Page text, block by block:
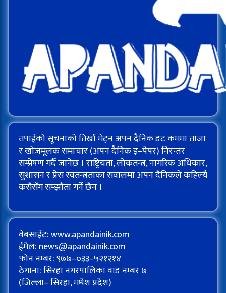
तपाईको सूचनाको तिर्खा मेट्न अपन दैनिक डट कममा ताजा
र खोजमूलक समाचार (अपन दैनिक इ–पेपर) निरन्तर
सम्प्रेषण गर्दै जानेछ । राष्ट्रियता, लोकतन्त्र, नागरिक अधिकार,
सुशासन र प्रेस स्वतन्त्रताका सवालमा अपन दैनिकले कहिल्यै
कसैसँग सम्झौता गर्ने छैन ।
वेबसाईट: www.apandainik.com
ईमेल: news@apandainik.com
फोन नम्बर: ९७७–०३३–५२१२१४
ठेगाना: सिरहा नगरपालिका वाड नम्बर ७
(जिल्ला– सिरहा, मधेश प्रदेश)